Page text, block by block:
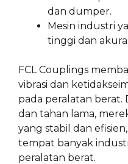
dan dumper.
Mesin industri
tinggi dan
FCL Couplings
vibrasi dan
pada peralatan berat.
dan tahan lama,
yang stabil dan
tempat banyak
peralatan berat.